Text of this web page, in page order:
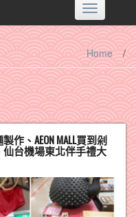
Toggle
navigation
Home /
作、AEON MALL買到剁
台機場東北伴手禮大